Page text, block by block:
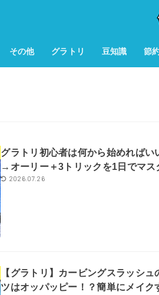
その他 グラトリ 豆知識 節
グラトリ初心者は何から始めればい
→オーリー＋3トリックを1日でマス
2026.07.26
【グラトリ】カービングスラッシュ
ツはオッパッピー！？簡単にメイク